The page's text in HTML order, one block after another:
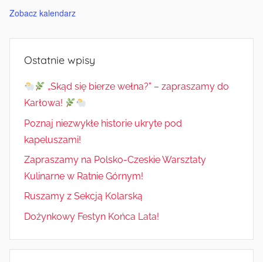
Zobacz kalendarz
Ostatnie wpisy
„Skąd się bierze wełna?” – zapraszamy do
Karłowa!
Poznaj niezwykłe historie ukryte pod
kapeluszami!
Zapraszamy na Polsko-Czeskie Warsztaty
Kulinarne w Ratnie Górnym!
Ruszamy z Sekcją Kolarską
Dożynkowy Festyn Końca Lata!